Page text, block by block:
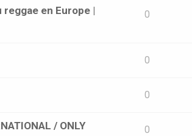
en Europe |
0
0
0
/ ONLY
0